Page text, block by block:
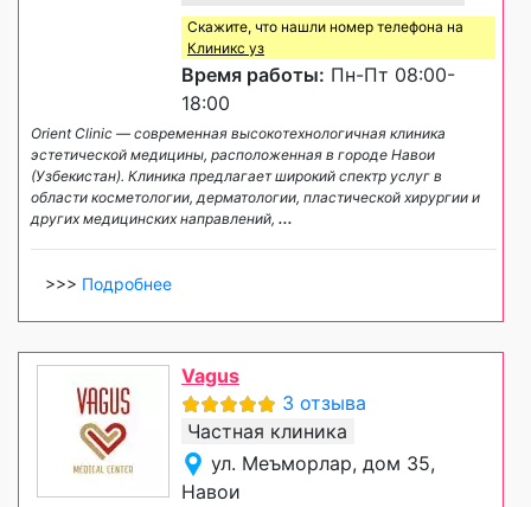
Скажите, что нашли номер телефона на
Клиникс уз
Время работы: Пн-Пт 08:00-
18:00
Orient Clinic — современная высокотехнологичная клиника
эстетической медицины, расположенная в городе Навои
(Узбекистан). Клиника предлагает широкий спектр услуг в
области косметологии, дерматологии, пластической хирургии и
других медицинских направлений, ...
>>> Подробнее
Vagus
3 отзыва
Частная клиника
ул. Меъморлар, дом 35,
Навои